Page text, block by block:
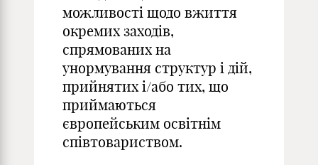
можливості щодо вжиття
окремих заходів,
спрямованих на
унормування структур і дій,
прийнятих і/або тих, що
приймаються
європейським освітнім
співтовариством.